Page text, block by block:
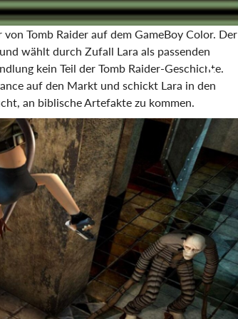
Tomb Raider auf dem GameBoy Color. Der
wählt durch Zufall Lara als passenden
kein Teil der Tomb Raider-Geschichte.
auf den Markt und schickt Lara in den
an biblische Artefakte zu kommen.